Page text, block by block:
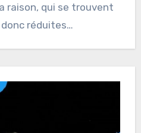
raison, qui se trouvent
réduites…